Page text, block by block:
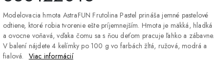
Modelovacia hmota AstraFUN Frutolina Pastel prináša jemné pastelové
odtiene, ktoré robia tvorenie ešte príjemnejším. Hmota je mäkká, hladká
a ovocne voňavá, vďaka čomu sa s ňou deťom pracuje ľahko a zábavne.
V balení nájdete 4 kelímky po 100 g vo farbách žltá, ružová, modrá a
fialová. Viac informácií